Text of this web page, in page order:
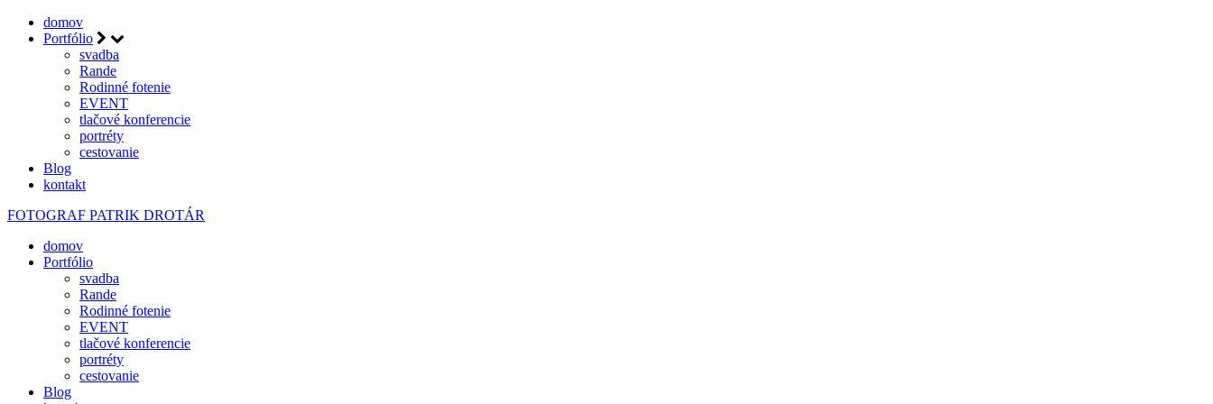
domov
Portfólio
svadba
Rande
Rodinné fotenie
EVENT
tlačové konferencie
portréty
cestovanie
Blog
kontakt
FOTOGRAF PATRIK DROTÁR
domov
Portfólio
svadba
Rande
Rodinné fotenie
EVENT
tlačové konferencie
portréty
cestovanie
Blog